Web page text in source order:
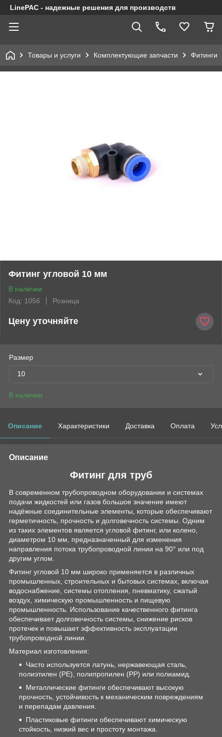
LinePAC - надежные решения для производств
Товары и услуги Комплектующие запчасти Фитинги
Фитинг угловой 10 мм
В наличии
Код: 1056
Розница
Цену уточняйте
Размер
10
В наличии
Описание Характеристики Доставка Оплата
Описание
Фитинг для труб
В современном трубопроводном оборудовании и системах
подачи жидкостей или газов большое значение имеют
надёжные соединительные элементы, которые обеспечивают
герметичность, прочность и долговечность системы. Одним
из таких элементов является угловой фитинг, или колено,
диаметром 10 мм, предназначенный для изменения
направления потока трубопроводной линии на 90° или под
другим углом.
Фитинг угловой 10 мм широко применяется в различных
промышленных, строительных и бытовых системах, включая
водоснабжение, системы отопления, пневматику, сжатый
воздух, химическую промышленность и пищевую
промышленность. Использование качественного фитинга
обеспечивает долговечность системы, снижение рисков
протечек и повышает эффективность эксплуатации
трубопроводной линии.
Материал изготовления:
Часто используется латунь, нержавеющая сталь,
полиэтилен (PE), полипропилен (PP) или полиамид.
Металлические фитинги обеспечивают высокую
прочность, устойчивость к механическим повреждениям
и перепадам давления.
Пластиковые фитинги обеспечивают химическую
стойкость, низкий вес и простоту монтажа.